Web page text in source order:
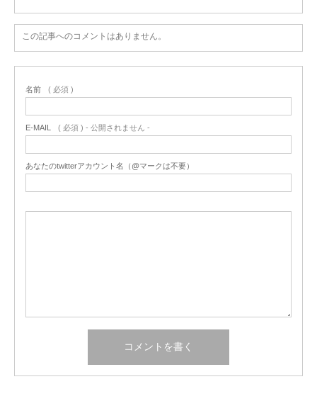
この記事へのコメントはありません。
名前 ( 必須 )
E-MAIL ( 必須 ) - 公開されません -
あなたのtwitterアカウント名（@マークは不要）